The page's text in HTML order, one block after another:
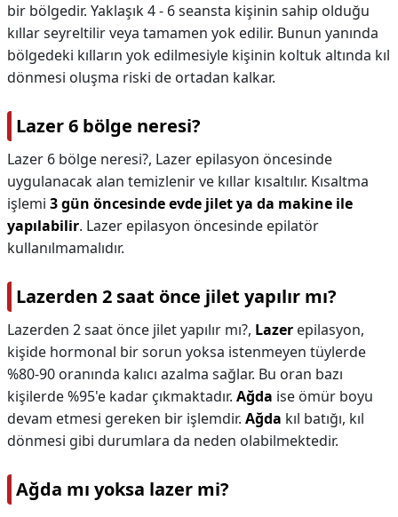
bir bölgedir. Yaklaşık 4 - 6 seansta kişinin sahip olduğu
kıllar seyreltilir veya tamamen yok edilir. Bunun yanında
bölgedeki kılların yok edilmesiyle kişinin koltuk altında kıl
dönmesi oluşma riski de ortadan kalkar.
Lazer 6 bölge neresi?
Lazer 6 bölge neresi?, Lazer epilasyon öncesinde
uygulanacak alan temizlenir ve kıllar kısaltılır. Kısaltma
işlemi 3 gün öncesinde evde jilet ya da makine ile
yapılabilir. Lazer epilasyon öncesinde epilatör
kullanılmamalıdır.
Lazerden 2 saat önce jilet yapılır mı?
Lazerden 2 saat önce jilet yapılır mı?, Lazer epilasyon,
kişide hormonal bir sorun yoksa istenmeyen tüylerde
%80-90 oranında kalıcı azalma sağlar. Bu oran bazı
kişilerde %95'e kadar çıkmaktadır. Ağda ise ömür boyu
devam etmesi gereken bir işlemdir. Ağda kıl batığı, kıl
dönmesi gibi durumlara da neden olabilmektedir.
Ağda mı yoksa lazer mi?